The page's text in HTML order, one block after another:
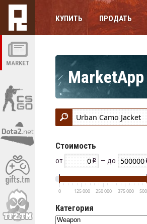
MARKET
КУПИТЬ ПРОДАТЬ
Стоимость
от — до
0 125 000 250 000 375 000
Категория